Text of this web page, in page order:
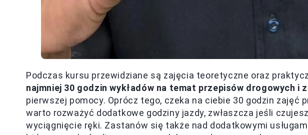
Podczas kursu przewidziane są zajęcia teoretyczne oraz
najmniej 30 godzin wykładów na temat przepisów drogowych i
pierwszej pomocy. Oprócz tego, czeka na ciebie 30 godzin zajęć
warto rozważyć dodatkowe godziny jazdy, zwłaszcza jeśli
wyciągnięcie ręki. Zastanów się także nad dodatkowymi